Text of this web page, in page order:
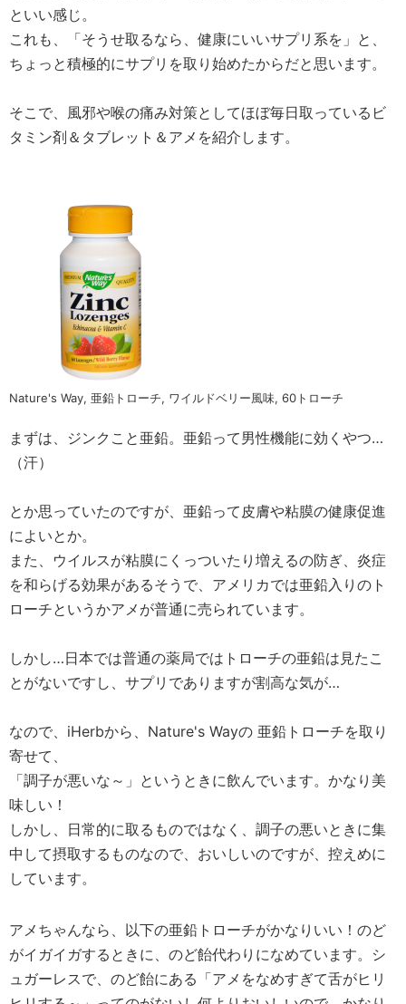
といい感じ。
これも、「そうせ取るなら、健康にいいサプリ系を」と、
ちょっと積極的にサプリを取り始めたからだと思います。
そこで、風邪や喉の痛み対策としてほぼ毎日取っているビ
タミン剤＆タブレット＆アメを紹介します。
Nature's Way, 亜鉛トローチ, ワイルドベリー風味, 60トローチ
まずは、ジンクこと亜鉛。亜鉛って男性機能に効くやつ…
（汗）
とか思っていたのですが、亜鉛って皮膚や粘膜の健康促進
によいとか。
また、ウイルスが粘膜にくっついたり増えるの防ぎ、炎症
を和らげる効果があるそうで、アメリカでは亜鉛入りのト
ローチというかアメが普通に売られています。
しかし…日本では普通の薬局ではトローチの亜鉛は見たこ
とがないですし、サプリでありますが割高な気が…
なので、iHerbから、Nature's Wayの 亜鉛トローチを取り
寄せて、
「調子が悪いな～」というときに飲んでいます。かなり美
味しい！
しかし、日常的に取るものではなく、調子の悪いときに集
中して摂取するものなので、おいしいのですが、控えめに
しています。
アメちゃんなら、以下の亜鉛トローチがかなりいい！のど
がイガイガするときに、のど飴代わりになめています。シ
ュガーレスで、のど飴にある「アメをなめすぎて舌がヒリ